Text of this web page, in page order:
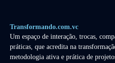
Transformando.com.vc
Um espaço de interação, trocas,
práticas, que acredita na
metodologia ativa e prática de